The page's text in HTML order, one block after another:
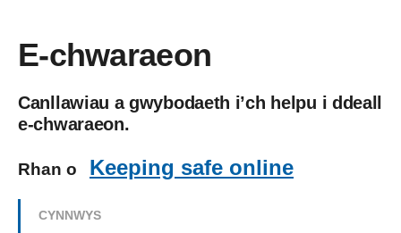
E-chwaraeon
Canllawiau a gwybodaeth i’ch helpu i ddeall
e-chwaraeon.
Rhan o Keeping safe online
CYNNWYS